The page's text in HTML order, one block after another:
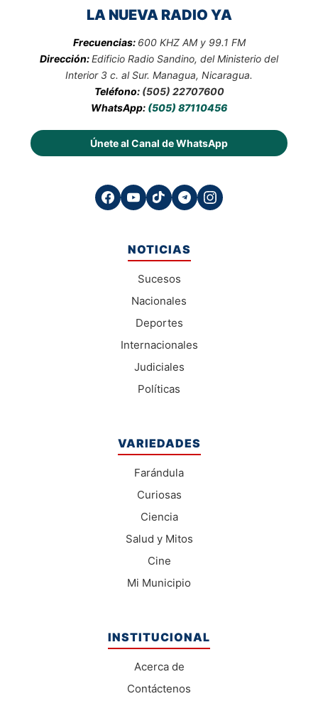
LA NUEVA RADIO YA
Frecuencias: 600 KHZ AM y 99.1 FM
Dirección:Edificio Radio Sandino, del Ministerio del
Interior 3 c. al Sur. Managua, Nicaragua.
Teléfono: (505) 22707600
WhatsApp: (505) 87110456
Únete al Canal de WhatsApp
NOTICIAS
Sucesos
Nacionales
Deportes
Internacionales
Judiciales
Políticas
VARIEDADES
Farándula
Curiosas
Ciencia
Salud y Mitos
Cine
Mi Municipio
INSTITUCIONAL
Acerca de
Contáctenos